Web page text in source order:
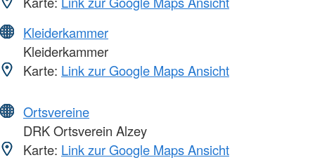
Kleiderkammer
Kleiderkammer
Karte: Link zur Google Maps Ansicht
Ortsvereine
DRK Ortsverein Alzey
Karte: Link zur Google Maps Ansicht